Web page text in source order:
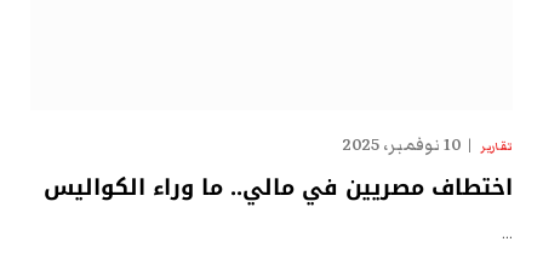
تقارير 10 نوفمبر، 2025
اختطاف مصريين في مالي.. ما وراء الكواليس
…